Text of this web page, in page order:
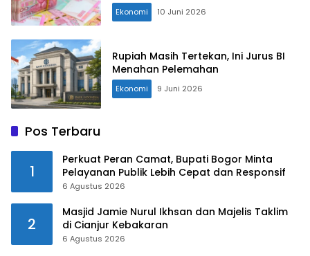
Ekonomi 10 Juni 2026
Rupiah Masih Tertekan, Ini Jurus BI
Menahan Pelemahan
Ekonomi 9 Juni 2026
Pos Terbaru
1
Perkuat Peran Camat, Bupati Bogor Minta
Pelayanan Publik Lebih Cepat dan Responsif
6 Agustus 2026
2
Masjid Jamie Nurul Ikhsan dan Majelis Taklim
di Cianjur Kebakaran
6 Agustus 2026